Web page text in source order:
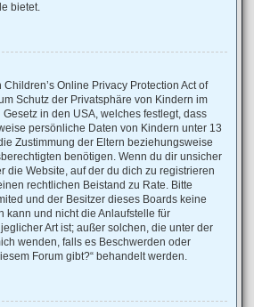
bietet.
Online Privacy Protection Act of
Schutz der Privatsphäre von Kindern im
Gesetz in den USA, welches festlegt, dass
persönliche Daten von Kindern unter 13
Zustimmung der Eltern beziehungsweise
benötigen. Wenn du dir unsicher
die Website, auf der du dich zu registrieren
rechtlichen Beistand zu Rate. Bitte
und der Besitzer dieses Boards keine
kann und nicht die Anlaufstelle für
Art ist; außer solchen, die unter der
wenden, falls es Beschwerden oder
Forum gibt?“ behandelt werden.